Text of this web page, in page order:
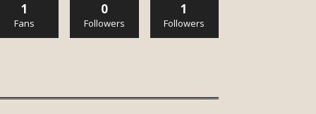
1
Fans
0
Followers
1
Followers